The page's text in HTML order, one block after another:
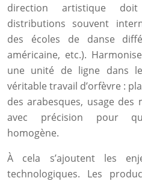
direction artistique
distributions souvent
des écoles de danse
américaine, etc.).
une unité de ligne dans
véritable travail d’orfèvre :
des arabesques, usage
avec précision pour
homogène.
À cela s’ajoutent les
technologiques. Les